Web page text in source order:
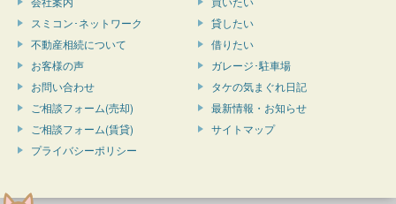
スミコン･ネットワーク
不動産相続について
お客様の声
貸したい
借りたい
ガレージ･駐車場
お問い合わせ
ご相談フォーム(売却)
ご相談フォーム(賃貸)
プライバシーポリシー
タケの気まぐれ日記
最新情報・お知らせ
サイトマップ